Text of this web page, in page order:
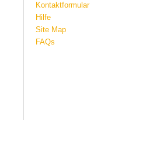
Kontaktformular
Hilfe
Site Map
FAQs